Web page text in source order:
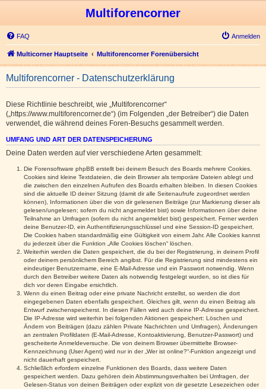
Multiforencorner
FAQ Anmelden
Multicorner Hauptseite Multiforencorner Forenübersicht
Multiforencorner - Datenschutzerklärung
Diese Richtlinie beschreibt, wie „Multiforencorner“
(„https://www.multiforencorner.de“) (im Folgenden „der Betreiber“) die Daten
verwendet, die während deines Foren-Besuchs gesammelt werden.
UMFANG UND ART DER DATENSPEICHERUNG
Deine Daten werden auf vier verschiedene Arten gesammelt:
Die Forensoftware phpBB erstellt bei deinem Besuch des Boards mehrere Cookies.
Cookies sind kleine Textdateien, die dein Browser als temporäre Dateien ablegt und
die zwischen den einzelnen Aufrufen des Boards erhalten bleiben. In diesen Cookies
sind die aktuelle ID deiner Sitzung (damit dir alle Seitenaufrufe zugeordnet werden
können), Informationen über die von dir gelesenen Beiträge (zur Markierung dieser als
gelesen/ungelesen; sofern du nicht angemeldet bist) sowie Informationen über deine
Teilnahme an Umfragen (sofern du nicht angemeldet bist) gespeichert. Ferner werden
deine Benutzer-ID, ein Authentifizierungsschlüssel und eine Session-ID gespeichert.
Die Cookies haben standardmäßig eine Gültigkeit von einem Jahr. Alle Cookies kannst
du jederzeit über die Funktion „Alle Cookies löschen“ löschen.
Weiterhin werden die Daten gespeichert, die du bei der Registrierung, in deinem Profil
oder deinem persönlichem Bereich angibst. Für die Registrierung sind mindestens ein
eindeutiger Benutzername, eine E-Mail-Adresse und ein Passwort notwendig. Wenn
durch den Betreiber weitere Daten als notwendig festgelegt wurden, so ist dies für
dich vor deren Eingabe ersichtlich.
Wenn du einen Beitrag oder eine private Nachricht erstellst, so werden die dort
eingegebenen Daten ebenfalls gespeichert. Gleiches gilt, wenn du einen Beitrag als
Entwurf zwischenspeicherst. In diesen Fällen wird auch deine IP-Adresse gespeichert.
Die IP-Adresse wird weiterhin bei folgenden Aktionen gespeichert: Löschen und
Ändern von Beiträgen (dazu zählen Private Nachrichten und Umfragen), Änderungen
an zentralen Profildaten (E-Mail-Adresse, Kontoaktivierung, Benutzer-Passwort) und
gescheiterte Anmeldeversuche. Die von deinem Browser übermittelte Browser-
Kennzeichnung (User Agent) wird nur in der „Wer ist online?“-Funktion angezeigt und
nicht dauerhaft gespeichert.
Schließlich erfordern einzelne Funktionen des Boards, dass weitere Daten
gespeichert werden. Dazu gehören dein Abstimmungsverhalten bei Umfragen, der
Gelesen-Status von deinen Beiträgen oder explizit von dir gesetzte Lesezeichen oder